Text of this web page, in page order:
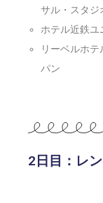
サル・スタジ
ホテル近鉄ユ
リーベルホ
パン
2日目：レ